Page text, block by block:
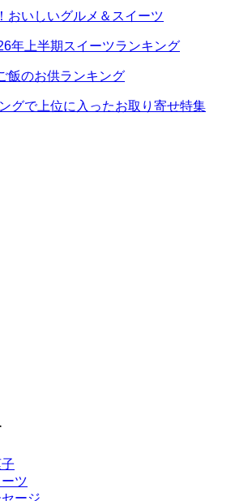
おいしいグルメ＆スイーツ
年上半期スイーツランキング
飯のお供ランキング
グで上位に入ったお取り寄せ特集
ツ
ージ